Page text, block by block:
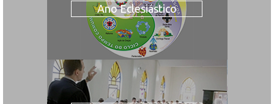
Ano Eclesiástico